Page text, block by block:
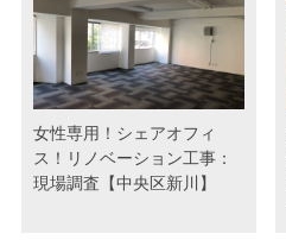
女性専用！シェアオフィ
ス！リノベーション工事：
現場調査【中央区新川】